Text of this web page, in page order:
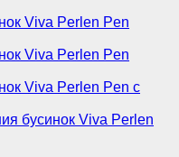
Viva Perlen Pen
Viva Perlen Pen
Viva Perlen Pen с
бусинок Viva Perlen